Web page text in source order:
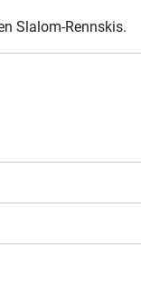
Slalom-Rennskis.